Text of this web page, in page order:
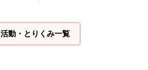
活動・とりくみ一覧